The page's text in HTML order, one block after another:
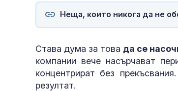
Неща, които никога да не
Става дума за това да се
компании вече насърчават
концентрират без
резултат.